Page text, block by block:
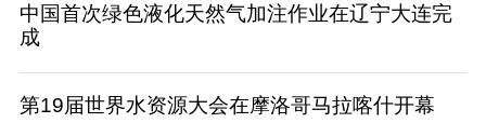
中国首次绿色液化天然气加注作业在辽宁大连完
成
第19届世界水资源大会在摩洛哥马拉喀什开幕